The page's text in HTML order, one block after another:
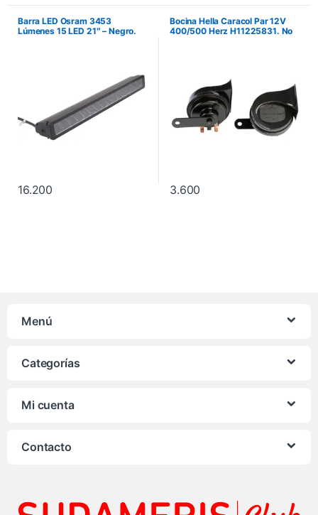
Barra LED Osram 3453
Lúmenes 15 LED 21″ – Negro.
16.200
Bocina Hella Caracol Par 12V
400/500 Herz H11225831. No
3.600
Menú
Categorías
Mi cuenta
Contacto